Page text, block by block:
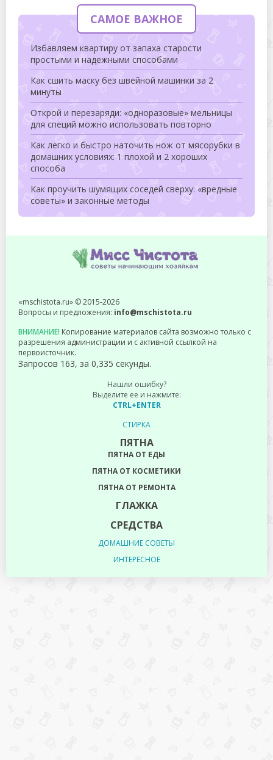
САМОЕ ВАЖНОЕ
Избавляем квартиру от запаха старости
простыми и надежными способами
Как сшить маску без швейной машинки за 2
минуты
Открой и перезаряди: «одноразовые» мельницы
для специй можно использовать повторно
Как легко и быстро наточить нож от мясорубки в
домашних условиях: 1 плохой и 2 хороших
способа
Как проучить шумящих соседей сверху: «вредные
советы» и законные методы
«mschistota.ru» © 2015-2026
Вопросы и предложения: info@mschistota.ru
ВНИМАНИЕ! Копирование материалов сайта возможно только с
разрешения администрации и с активной ссылкой на
первоисточник.
Запросов 163, за 0,335 секунды.
Нашли ошибку?
Выделите ее и нажмите:
CTRL+ENTER
СТИРКА
ПЯТНА
ПЯТНА ОТ ЕДЫ
ПЯТНА ОТ КОСМЕТИКИ
ПЯТНА ОТ РЕМОНТА
ГЛАЖКА
СРЕДСТВА
ДОМАШНИЕ СОВЕТЫ
ИНТЕРЕСНОЕ